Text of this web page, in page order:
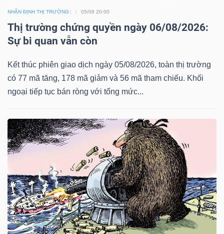
NHẬN ĐỊNH THỊ TRƯỜNG 05/08 20:00
Thị trường chứng quyền ngày 06/08/2026:
Sự bi quan vẫn còn
Kết thúc phiên giao dịch ngày 05/08/2026, toàn thị trường
có 77 mã tăng, 178 mã giảm và 56 mã tham chiếu. Khối
ngoại tiếp tục bán ròng với tổng mức...
DỮ
Ngành
(-)
SECTOR
NĂNG
LƯỢNG